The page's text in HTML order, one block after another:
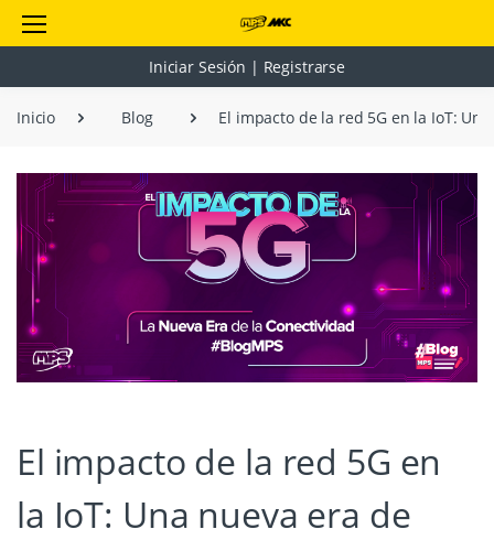
Iniciar Sesión | Registrarse
Inicio Blog El impacto de la red 5G en la IoT:
El impacto de la red 5G en
la IoT: Una nueva era de